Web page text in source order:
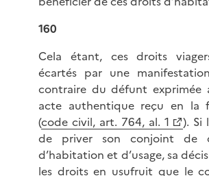
160
Cela étant, ces droits
écartés par une
contraire du défunt exprimée
acte authentique reçu en la
(code civil, art. 764, al. 1
). Si
de priver son conjoint de
d’habitation et d’usage, sa
les droits en usufruit que le